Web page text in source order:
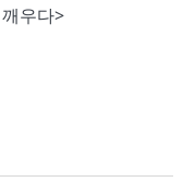
우다>